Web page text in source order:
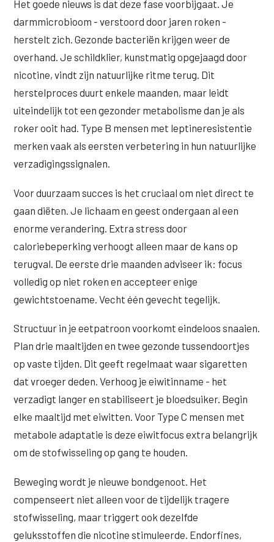
Het goede nieuws is dat deze fase voorbijgaat. Je
darmmicrobioom - verstoord door jaren roken -
herstelt zich. Gezonde bacteriën krijgen weer de
overhand. Je schildklier, kunstmatig opgejaagd door
nicotine, vindt zijn natuurlijke ritme terug. Dit
herstelproces duurt enkele maanden, maar leidt
uiteindelijk tot een gezonder metabolisme dan je als
roker ooit had. Type B mensen met leptineresistentie
merken vaak als eersten verbetering in hun natuurlijke
verzadigingssignalen.
Voor duurzaam succes is het cruciaal om niet direct te
gaan diëten. Je lichaam en geest ondergaan al een
enorme verandering. Extra stress door
caloriebeperking verhoogt alleen maar de kans op
terugval. De eerste drie maanden adviseer ik: focus
volledig op niet roken en accepteer enige
gewichtstoename. Vecht één gevecht tegelijk.
Structuur in je eetpatroon voorkomt eindeloos snaaien.
Plan drie maaltijden en twee gezonde tussendoortjes
op vaste tijden. Dit geeft regelmaat waar sigaretten
dat vroeger deden. Verhoog je eiwitinname - het
verzadigt langer en stabiliseert je bloedsuiker. Begin
elke maaltijd met eiwitten. Voor Type C mensen met
metabole adaptatie is deze eiwitfocus extra belangrijk
om de stofwisseling op gang te houden.
Beweging wordt je nieuwe bondgenoot. Het
compenseert niet alleen voor de tijdelijk tragere
stofwisseling, maar triggert ook dezelfde
geluksstoffen die nicotine stimuleerde. Endorfines,